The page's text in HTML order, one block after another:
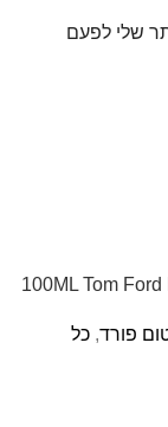
שלי לפעם
100ML Tom
, כל